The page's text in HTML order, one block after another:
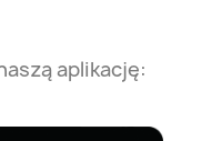
aplikację: